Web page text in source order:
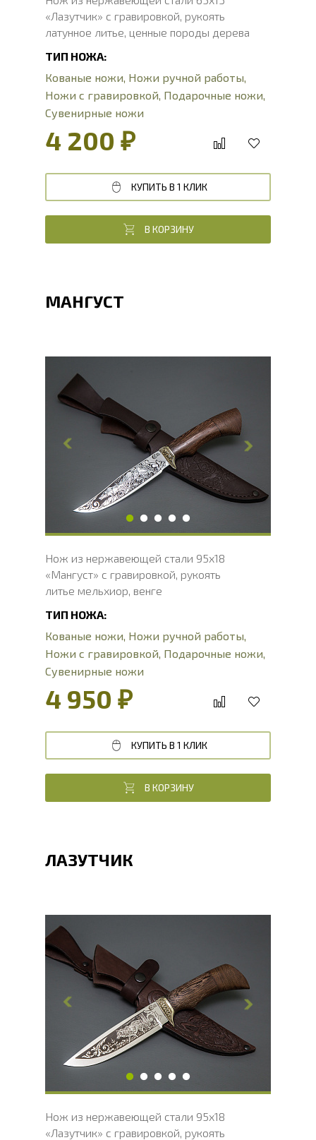
«Лазутчик» с гравировкой, рукоять
латунное литье, ценные породы дерева
ТИП НОЖА:
Кованые ножи, Ножи ручной работы,
Ножи с гравировкой, Подарочные ножи,
Сувенирные ножи
4 200 ₽
КУПИТЬ В 1 КЛИК
В КОРЗИНУ
МАНГУСТ
Общая длина, мм
Длина клинка, мм
Ширина клинка, мм
26.5
Толщина обуха, мм
Ширина рукояти, мм
26.7
Длина рукояти, мм
Толщина рукояти, мм
22.1
Твердость клинка, HRC
56 - 58 HRC
Нож из нержавеющей стали 95х18
«Мангуст» с гравировкой, рукоять
литье мельхиор, венге
ТИП НОЖА:
Кованые ножи, Ножи ручной работы,
Ножи с гравировкой, Подарочные ножи,
Сувенирные ножи
4 950 ₽
КУПИТЬ В 1 КЛИК
В КОРЗИНУ
ЛАЗУТЧИК
Общая длина, мм
Длина клинка, мм
132.6
Ширина клинка, мм
30.2
Толщина обуха, мм
Ширина рукояти, мм
28.5
Длина рукояти, мм
Толщина рукояти, мм
21.5
Твердость клинка, HRC
56 - 58 HRC
Нож из нержавеющей стали 95х18
«Лазутчик» с гравировкой, рукоять